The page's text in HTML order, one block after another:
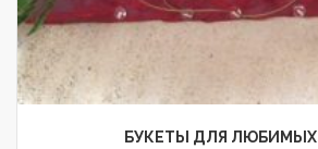
БУКЕТЫ ДЛЯ ЛЮБИМЫХ